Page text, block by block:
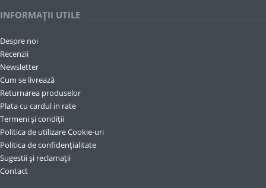
INFORMAȚII UTILE
Despre noi
Recenzii
Newsletter
Cum se livrează
Returnarea produselor
Plata cu cardul in rate
Termeni și condiții
Politica de utilizare Cookie-uri
Politica de confidențialitate
Sugestii și reclamații
Contact